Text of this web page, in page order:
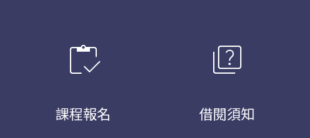
inventory
課程報名
quiz
借閱須知